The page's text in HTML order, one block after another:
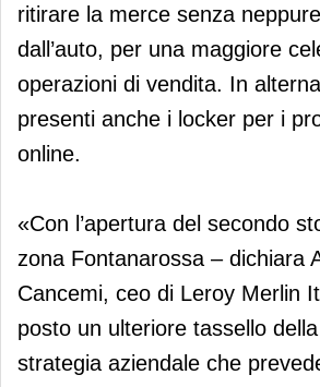
ritirare la merce senza
dall’auto, per una maggiore
operazioni di vendita. In
presenti anche i locker per i
online.
«Con l’apertura del secondo
zona Fontanarossa – dichiara
Cancemi, ceo di Leroy Merlin
posto un ulteriore tassello
strategia aziendale che